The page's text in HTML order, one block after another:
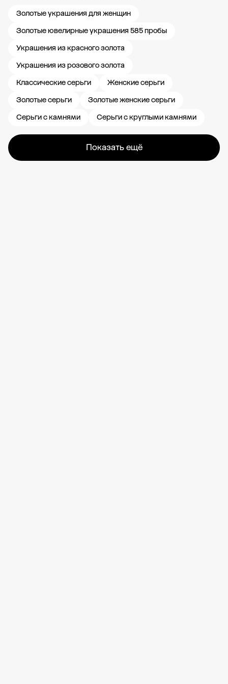
Золотые украшения для женщин
Золотые ювелирные украшения 585 пробы
Украшения из красного золота
Украшения из розового золота
Классические серьги
Женские серьги
Золотые серьги
Золотые женские серьги
Серьги с камнями
Серьги с круглыми камнями
Показать ещё